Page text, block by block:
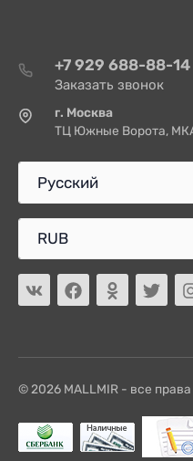
+7 929 688-88-14
Заказать звонок
г. Москва
ТЦ Южные Ворота,
© 2026 MALLMIR - все